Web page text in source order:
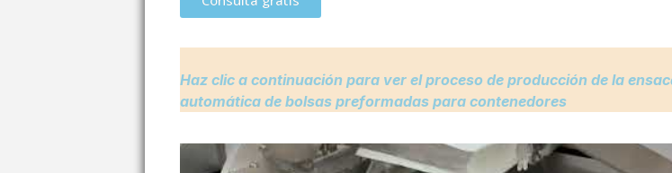
Haz clic a continuación para ver el proceso de producción de la
automática de bolsas preformadas para contenedores